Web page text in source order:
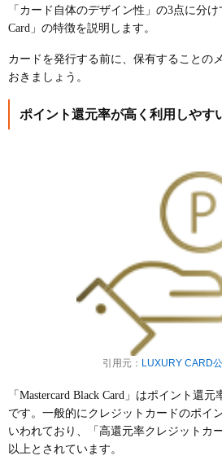
「カード自体のデザイン性」 の3点に分け
Card」の特徴を説明します。
カードを発行する前に、保有することの
おきましょう。
ポイント還元率が高く利用しやす
引用元： LUXURY CARD
「Mastercard Black Card」はポイント還
です。一般的にクレジットカードのポイ
いわれており、「高還元率クレジットカ
以上とされています。